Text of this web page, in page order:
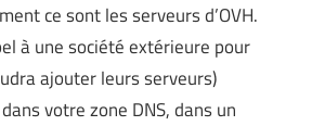
ce sont les serveurs d’OVH.
à une société extérieure pour
ajouter leurs serveurs)
votre zone DNS, dans un